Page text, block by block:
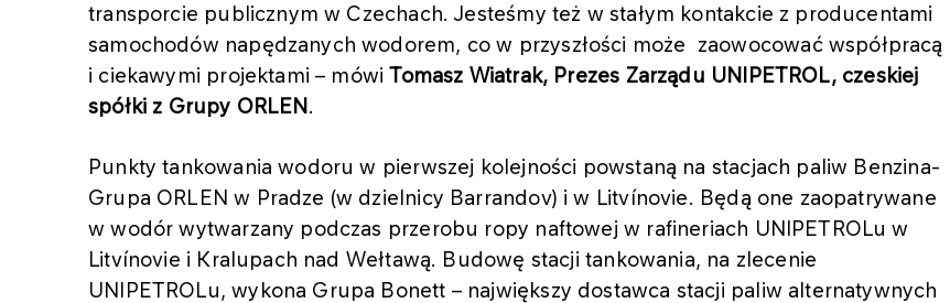
transporcie publicznym w Czechach. Jesteśmy też w stałym kontakcie z producentami
samochodów napędzanych wodorem, co w przyszłości może zaowocować współpracą
i ciekawymi projektami – mówiTomasz Wiatrak, Prezes Zarządu UNIPETROL, czeskiej
spółki z Grupy ORLEN.
Punkty tankowania wodoru w pierwszej kolejności powstaną na stacjach paliw Benzina-
Grupa ORLEN w Pradze (w dzielnicy Barrandov) i w Litvínovie. Będą one zaopatrywane
w wodór wytwarzany podczas przerobu ropy naftowej w rafineriach UNIPETROLu w
Litvínovie i Kralupach nad Wełtawą. Budowę stacji tankowania, na zlecenie
UNIPETROLu, wykona Grupa Bonett – największy dostawca stacji paliw alternatywnych